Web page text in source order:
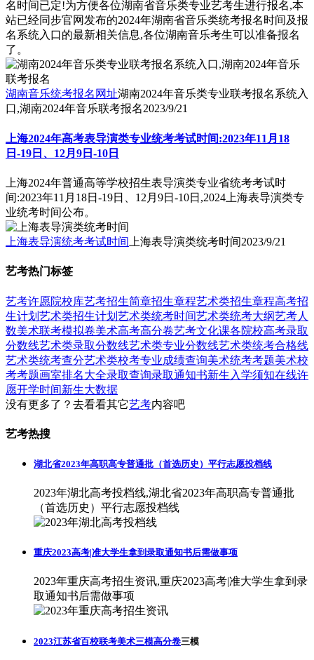
名时间已定!为方便各位湖南省音乐类专业艺考生进行报名,本
站已经同步官网发布的2024年湖南省音乐类统考报名时间及报
名系统入口的最新相关信息,各位湖南音乐考生可以准备报名
了。
湖南音乐统考报名网址湖南2024年音乐类专业联考报名系统入
口,湖南2024年音乐联考报名2023/9/21
上海2024年高考表导演类专业统考考试时间:2023年11月18
日-19日、12月9日-10日
上海2024年普通高等学校招生表导演类专业省统考考试时
间:2023年11月18日-19日、12月9日-10日,2024上海表导演类专
业统考时间公布。
上海表导演统考考试时间 上海表导演类统考时间2023/9/21
艺考热门标签
艺考许愿院校库艺考招生简章招生章程艺术类招生章程高考招
生计划 艺术类招生计划 艺术类统考时间艺术类统考大纲艺考人
数美术联考模拟卷美术高考高分卷艺考文化课各院校高考录取
分数线艺术类录取分数线艺术类专业分数线艺术类统考合格线
艺术类统考查分艺术类校考专业成绩查询美术统考考题美术校
考考题画室排名大全录取查询录取通知书新生入学须知在线许
愿开学时间新生大数据
没有更多了？去看看其它艺考内容吧
艺考热搜
湖北省2023年高职高专普通批（首选历史）平行志愿投档线
2023年湖北高考投档线,湖北省2023年高职高专普通批
（首选历史）平行志愿投档线
重庆2023高考|准大学生拿到录取通知书后需做事项
2023年重庆高考招生资讯,重庆2023高考|准大学生拿到录
取通知书后需做事项
2023江苏省百校联考美术三模高分卷三模